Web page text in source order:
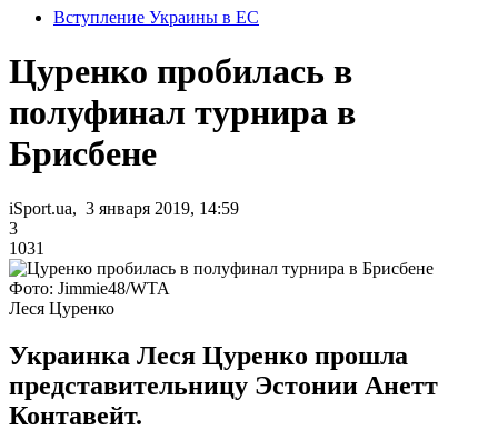
Вступление Украины в ЕС
Цуренко пробилась в
полуфинал турнира в
Брисбене
iSport.ua, 3 января 2019, 14:59
3
1031
Фото: Jimmie48/WTA
Леся Цуренко
Украинка Леся Цуренко прошла
представительницу Эстонии Анетт
Контавейт.